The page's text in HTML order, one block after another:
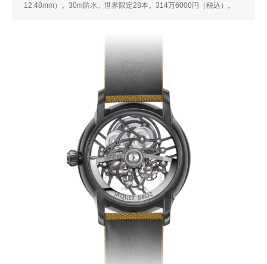
12.48mm）。30m防水。世界限定28本。314万6000円（税込）。